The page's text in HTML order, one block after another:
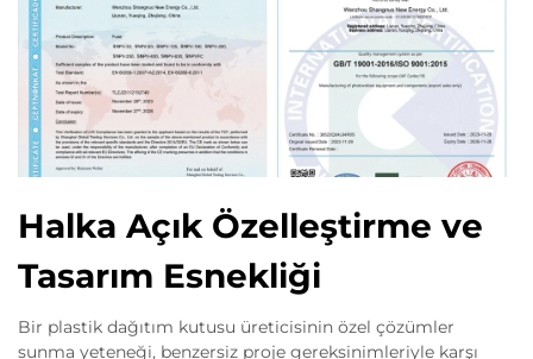
Halka Açık Özelleştirme ve
Tasarım Esnekliği
Bir plastik dağıtım kutusu üreticisinin özel çözümler
sunma yeteneği, benzersiz proje gereksinimleriyle karşı